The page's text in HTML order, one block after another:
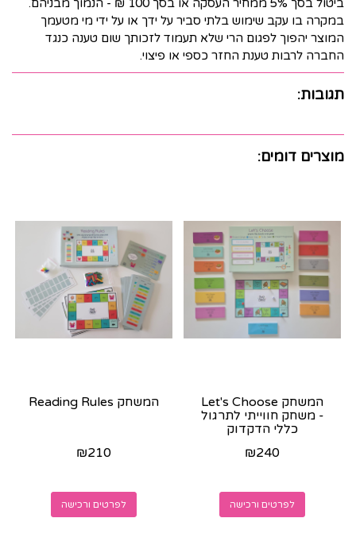
במקרה בו עקב שימוש בלתי סביר על ידך או על ידי מי מטעמך
המוצר יהפוך לפגום הרי שלא תעמוד לזכותך שום טענה כנגד
החברה לרבות טענת החזר כספי או פיצוי.
תגובות:
מוצרים דומים:
המשחק Let's Choose
- משחק חווייתי לתרגול
כללי הדקדוק
₪240
לפרטים ורכישה
המשחק Reading Rules
₪210
לפרטים ורכישה